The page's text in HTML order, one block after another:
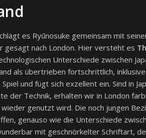
es Ryūnosuke gemeinsam mit
gesagt nach London. Hier versteht es
Unterschiede zwischen
als übertrieben fortschrittlich,
und fügt sich exzellent ein. Sind in
der Technik, erhalten wir in London
genutzt wird. Die noch jungen
genauso wie die Unterschiede
mit geschnörkelter Schriftart,